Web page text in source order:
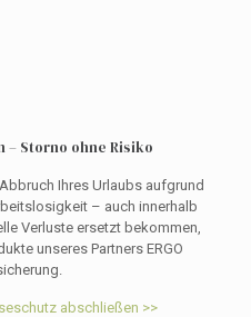
– Storno ohne Risiko
Ihres Urlaubs aufgrund
– auch innerhalb
Verluste ersetzt bekommen,
unseres Partners ERGO
abschließen >>